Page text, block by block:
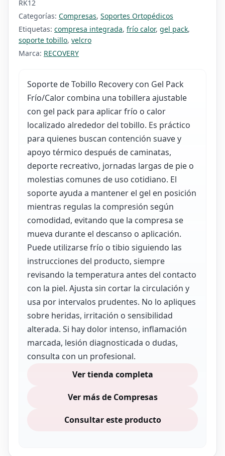
RK12
Categorías: Compresas, Soportes Ortopédicos
Etiquetas: compresa integrada, frío calor, gel pack,
soporte tobillo, velcro
Marca: RECOVERY
Soporte de Tobillo Recovery con Gel Pack
Frío/Calor combina una tobillera ajustable
con gel pack para aplicar frío o calor
localizado alrededor del tobillo. Es práctico
para quienes buscan contención suave y
apoyo térmico después de caminatas,
deporte recreativo, jornadas largas de pie o
molestias comunes de uso cotidiano. El
soporte ayuda a mantener el gel en posición
mientras regulas la compresión según
comodidad, evitando que la compresa se
mueva durante el descanso o aplicación.
Puede utilizarse frío o tibio siguiendo las
instrucciones del producto, siempre
revisando la temperatura antes del contacto
con la piel. Ajusta sin cortar la circulación y
usa por intervalos prudentes. No lo apliques
sobre heridas, irritación o sensibilidad
alterada. Si hay dolor intenso, inflamación
marcada, lesión diagnosticada o dudas,
consulta con un profesional.
Ver tienda completa
Ver más de Compresas
Consultar este producto